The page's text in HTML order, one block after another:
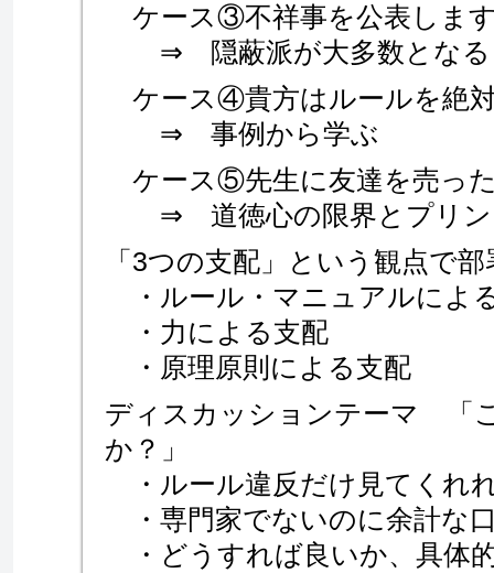
ケース③不祥事を公表しま
⇒ 隠蔽派が大多数となる
ケース④貴方はルールを絶
⇒ 事例から学ぶ
ケース⑤先生に友達を売っ
⇒ 道徳心の限界とプリン
「3つの支配」という観点で
・ルール・マニュアルによ
・力による支配
・原理原則による支配
ディスカッションテーマ 「
か？」
・ルール違反だけ見てくれ
・専門家でないのに余計な
・どうすれば良いか、具体